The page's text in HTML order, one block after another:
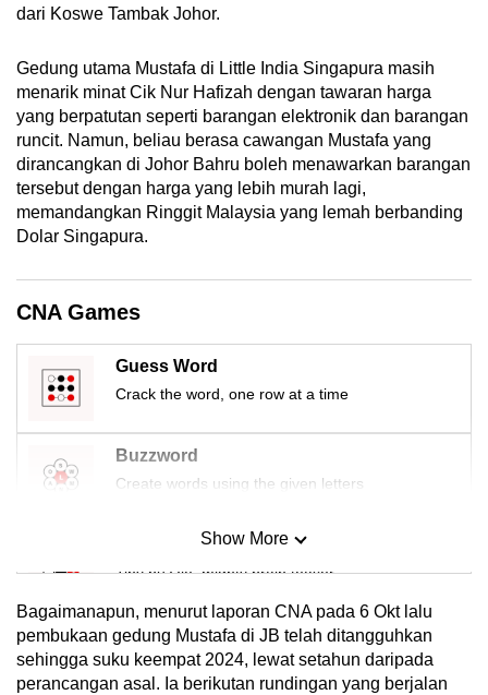
dari Koswe Tambak Johor.
Gedung utama Mustafa di Little India Singapura masih
menarik minat Cik Nur Hafizah dengan tawaran harga
yang berpatutan seperti barangan elektronik dan barangan
runcit. Namun, beliau berasa cawangan Mustafa yang
dirancangkan di Johor Bahru boleh menawarkan barangan
tersebut dengan harga yang lebih murah lagi,
memandangkan Ringgit Malaysia yang lemah berbanding
Dolar Singapura.
CNA Games
Guess Word
Crack the word, one row at a time
Buzzword
Create words using the given letters
Mini Sudoku
Tiny puzzle, mighty brain teaser
Mini Crossword
Small grid, big challenge
Show More
Bagaimanapun, menurut laporan CNA pada 6 Okt lalu
pembukaan gedung Mustafa di JB telah ditangguhkan
sehingga suku keempat 2024, lewat setahun daripada
perancangan asal. Ia berikutan rundingan yang berjalan